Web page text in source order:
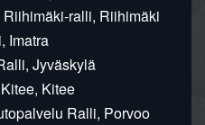
ralli, Riihimäki
Imatra
Jyväskylä
Kitee
Ralli, Porvoo